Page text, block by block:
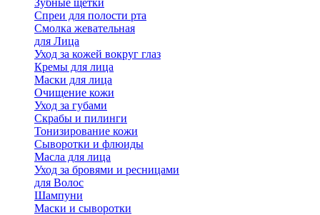
Зубные щетки
Спреи для полости рта
Смолка жевательная
для Лица
Уход за кожей вокруг глаз
Кремы для лица
Маски для лица
Очищение кожи
Уход за губами
Скрабы и пилинги
Тонизирование кожи
Сыворотки и флюиды
Масла для лица
Уход за бровями и ресницами
для Волос
Шампуни
Маски и сыворотки